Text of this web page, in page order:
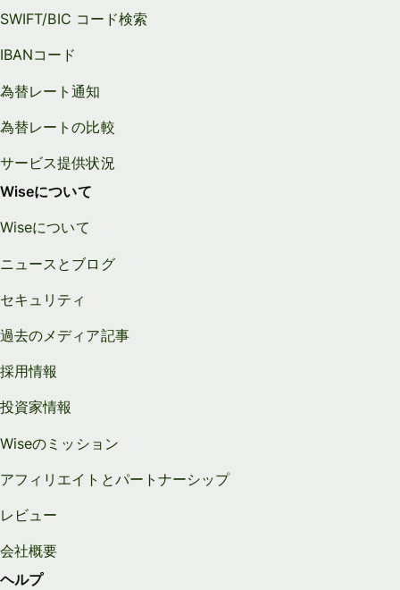
SWIFT/BIC コード検索
IBANコード
為替レート通知
為替レートの比較
サービス提供状況
Wiseについて
Wiseについて
ニュースとブログ
セキュリティ
過去のメディア記事
採用情報
投資家情報
Wiseのミッション
アフィリエイトとパートナーシップ
レビュー
会社概要
ヘルプ